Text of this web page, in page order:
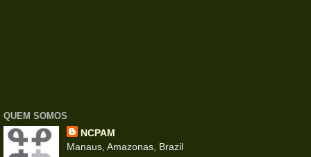
QUEM SOMOS
NCPAM
Manaus, Amazonas, Brazil